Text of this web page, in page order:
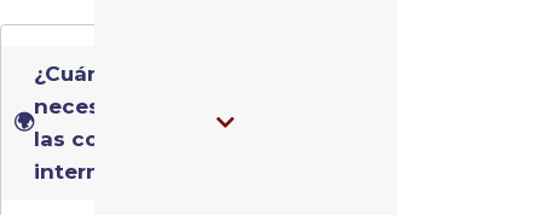
🌍
¿Cuánto tiempo
necesito para
las conexiones
internacionales?